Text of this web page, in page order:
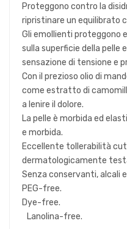
Proteggono contro la
ripristinare un equilibrato
Gli emollienti proteggono
sulla superficie della pelle
sensazione di tensione e
Con il prezioso olio di
come estratto di
a lenire il dolore.
La pelle è morbida ed
e morbida.
Eccellente tollerabilità
dermatologicamente
Senza conservanti, alcali
PEG-free.
Dye-free.
Lanolina-free.